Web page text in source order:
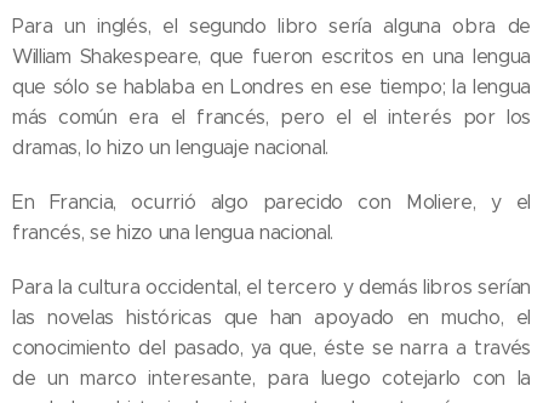
Para un inglés, el segundo libro sería alguna obra de
William Shakespeare, que fueron escritos en una lengua
que sólo se hablaba en Londres en ese tiempo; la lengua
más común era el francés, pero el el interés por los
dramas, lo hizo un lenguaje nacional.
En Francia, ocurrió algo parecido con Moliere, y el
francés, se hizo una lengua nacional.
Para la cultura occidental, el tercero y demás libros serían
las novelas históricas que han apoyado en mucho, el
conocimiento del pasado, ya que, éste se narra a través
de un marco interesante, para luego cotejarlo con la